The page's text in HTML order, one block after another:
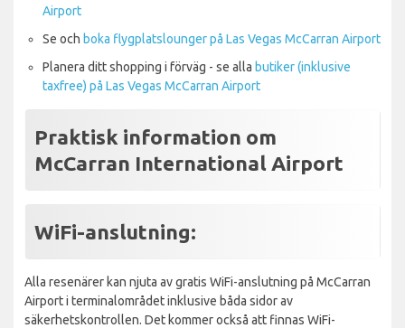
Airport
Se och boka flygplatslounger på Las Vegas McCarran Airport
Planera ditt shopping i förväg - se alla butiker (inklusive
taxfree) på Las Vegas McCarran Airport
Praktisk information om
McCarran International Airport
WiFi-anslutning:
Alla resenärer kan njuta av gratis WiFi-anslutning på McCarran
Airport i terminalområdet inklusive båda sidor av
säkerhetskontrollen. Det kommer också att finnas WiFi-